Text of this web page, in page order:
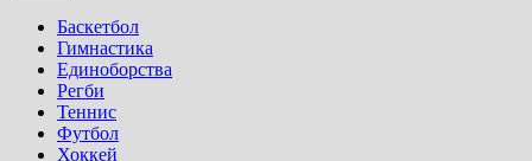
Баскетбол
Гимнастика
Единоборства
Регби
Теннис
Футбол
Хоккей